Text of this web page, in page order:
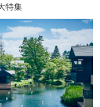
特集